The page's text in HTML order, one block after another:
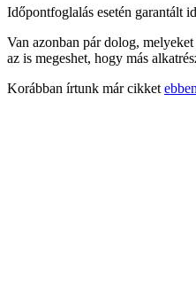
Időpontfoglalás esetén garantált
Van azonban pár dolog,
az is megeshet, hogy más
Korábban írtunk már cikket